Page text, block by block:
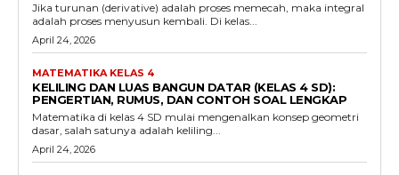
Jika turunan (derivative) adalah proses memecah, maka integral
adalah proses menyusun kembali. Di kelas...
April 24, 2026
MATEMATIKA KELAS 4
KELILING DAN LUAS BANGUN DATAR (KELAS 4 SD):
PENGERTIAN, RUMUS, DAN CONTOH SOAL LENGKAP
Matematika di kelas 4 SD mulai mengenalkan konsep geometri
dasar, salah satunya adalah keliling...
April 24, 2026